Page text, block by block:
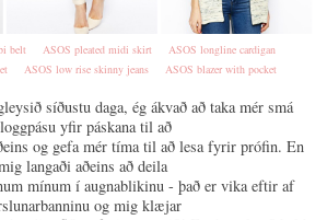
belt ASOS pleated midi skirt
ASOS longline cardigan
ASOS low rise skinny jeans ASOS blazer with pocket
síðustu daga, ég ákvað að taka mér smá
yfir páskana til að
og gefa mér tíma til að lesa fyrir prófin. En
langaði aðeins að deila
mínum í augnablikinu - það er vika eftir af
og mig klæjar